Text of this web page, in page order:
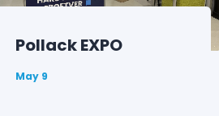
Pollack EXPO
May 9